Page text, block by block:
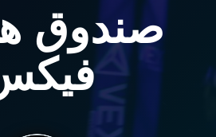
صندوق
تشغيل الفيديو